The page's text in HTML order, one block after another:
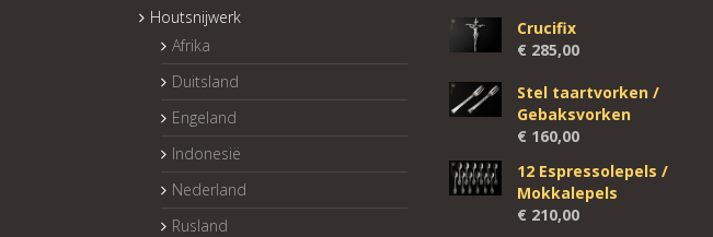
Houtsnijwerk
Afrika
Duitsland
Engeland
Indonesië
Nederland
Rusland
Crucifix
€ 285,00
Stel taartvorken /
Gebaksvorken
€ 160,00
12 Espressolepels /
Mokkalepels
€ 210,00